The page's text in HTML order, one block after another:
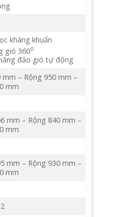
kháng khuẩn
gió 360o
đảo gió tự động
mm – Rộng 950 mm –
mm
mm – Rộng 840 mm –
mm
mm – Rộng 930 mm –
mm